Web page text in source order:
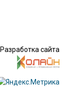
Разработка сайта